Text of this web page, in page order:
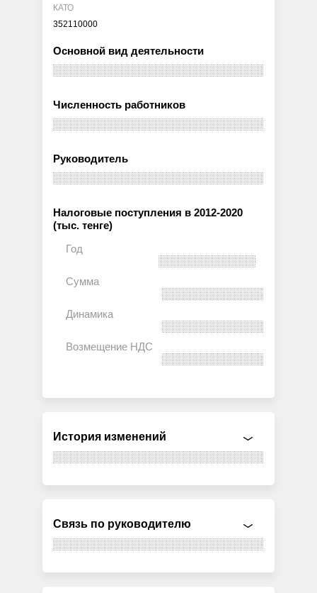
КАТО
352110000
Основной вид деятельности
Численность работников
Руководитель
Налоговые поступления в 2012-2020
(тыс. тенге)
История изменений
Связь по руководителю